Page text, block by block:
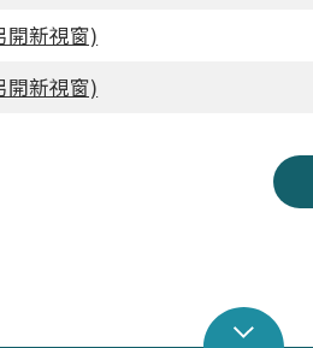
開新視窗)
開新視窗)